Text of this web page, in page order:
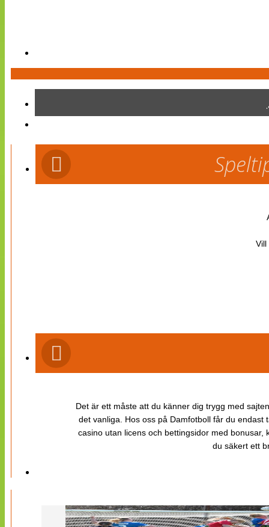
Vill
Det är ett måste att du känner dig trygg med
det vanliga. Hos oss på Damfotboll får du
casino utan licens och bettingsidor med
du säkert ett